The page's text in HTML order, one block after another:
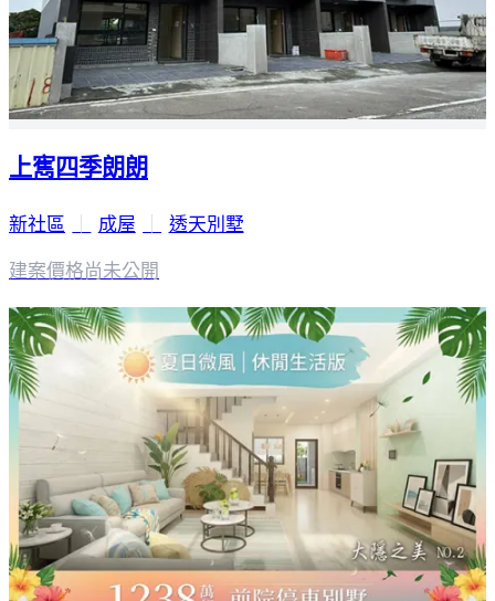
上寯四季朗朗
新社區 成屋 透天別墅
建案價格尚未公開